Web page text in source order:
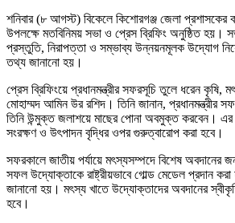
শনিবার (৮ আগস্ট) বিকেলে কিশোরগঞ্জ জেলা প্রশাসকের
উপলক্ষে মতবিনিময় সভা ও প্রেস ব্রিফিং অনুষ্ঠিত হয়।
প্রস্তুতি, নিরাপত্তা ও সম্ভাব্য উন্নয়নমূলক উদ্যোগ নিয়ে
তথ্য জানানো হয়।
প্রেস ব্রিফিংয়ে প্রধানমন্ত্রীর সফরসূচি তুলে ধরেন কৃষি,
মোহাম্মদ আমিন উর রশিদ। তিনি জানান, প্রধানমন্ত্রীর
তিনি উন্মুক্ত জলাশয়ে মাছের পোনা অবমুক্ত করবেন। এর
সংরক্ষণ ও উৎপাদন বৃদ্ধির ওপর গুরুত্বারোপ করা হবে।
সফরকালে জাতীয় পর্যায়ে মৎস্যসম্পদে বিশেষ অবদানের
সফল উদ্যোক্তাকে রাষ্ট্রীয়ভাবে গোল্ড মেডেল প্রদান করা
জানানো হয়। মৎস্য খাতে উদ্যোক্তাদের অবদানের
হবে।